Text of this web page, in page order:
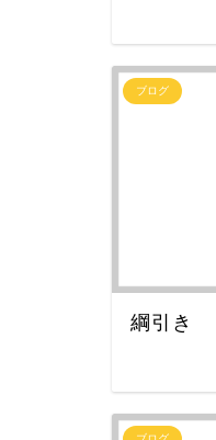
ブログ
綱引き